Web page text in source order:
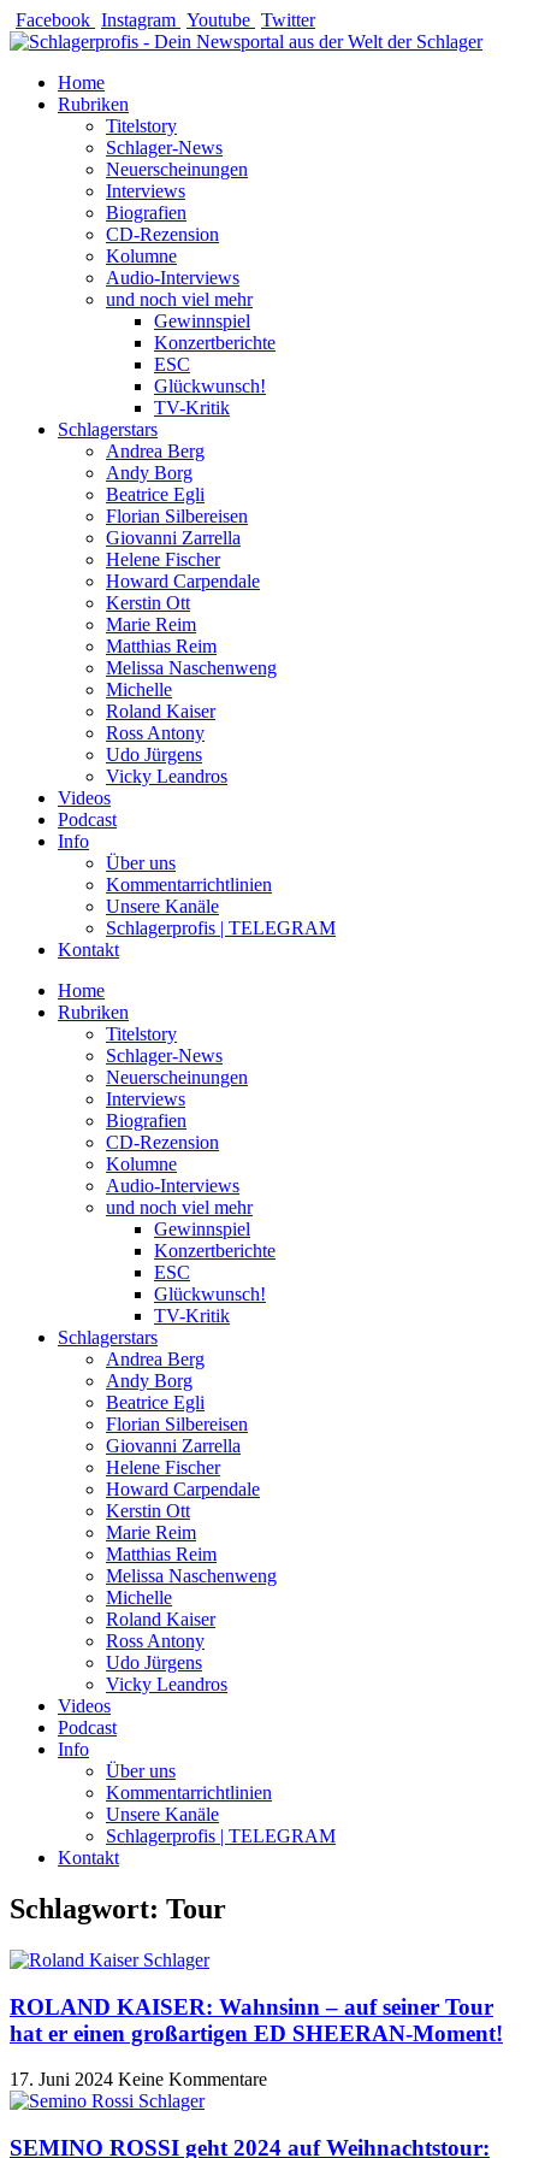
Zum
Inhalt
Facebook Instagram Youtube Twitter
Home
Rubriken
Titelstory
Schlager-News
Neuerscheinungen
Interviews
Biografien
CD-Rezension
Kolumne
Audio-Interviews
und noch viel mehr
Gewinnspiel
Konzertberichte
ESC
Glückwunsch!
TV-Kritik
Schlagerstars
Andrea Berg
Andy Borg
Beatrice Egli
Florian Silbereisen
Giovanni Zarrella
Helene Fischer
Howard Carpendale
Kerstin Ott
Marie Reim
Matthias Reim
Melissa Naschenweng
Michelle
Roland Kaiser
Ross Antony
Udo Jürgens
Vicky Leandros
Videos
Podcast
Info
Über uns
Kommentarrichtlinien
Unsere Kanäle
Schlagerprofis | TELEGRAM
Kontakt
Home
Rubriken
Titelstory
Schlager-News
Neuerscheinungen
Interviews
Biografien
CD-Rezension
Kolumne
Audio-Interviews
und noch viel mehr
Gewinnspiel
Konzertberichte
ESC
Glückwunsch!
TV-Kritik
Schlagerstars
Andrea Berg
Andy Borg
Beatrice Egli
Florian Silbereisen
Giovanni Zarrella
Helene Fischer
Howard Carpendale
Kerstin Ott
Marie Reim
Matthias Reim
Melissa Naschenweng
Michelle
Roland Kaiser
Ross Antony
Udo Jürgens
Vicky Leandros
Videos
Podcast
Info
Über uns
Kommentarrichtlinien
Unsere Kanäle
Schlagerprofis | TELEGRAM
Kontakt
Schlagwort: Tour
ROLAND KAISER: Wahnsinn – auf seiner Tour
hat er einen großartigen ED SHEERAN-Moment!
17. Juni 2024 Keine Kommentare
SEMINO ROSSI geht 2024 auf Weihnachtstour: